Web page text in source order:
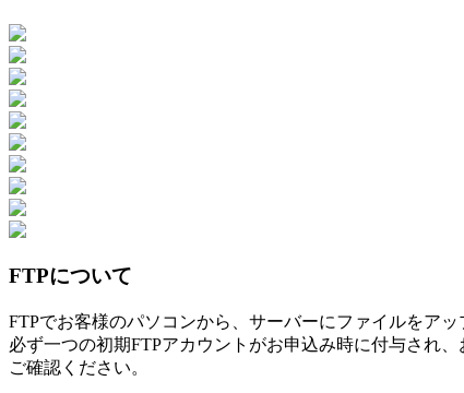
FTPについて
FTPでお客様のパソコンから、サーバーにファイルをアッ
必ず一つの初期FTPアカウントがお申込み時に付与され
ご確認ください。